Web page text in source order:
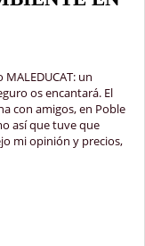
MALEDUCAT: un
os encantará. El
con amigos, en Poble
así que tuve que
mi opinión y precios,